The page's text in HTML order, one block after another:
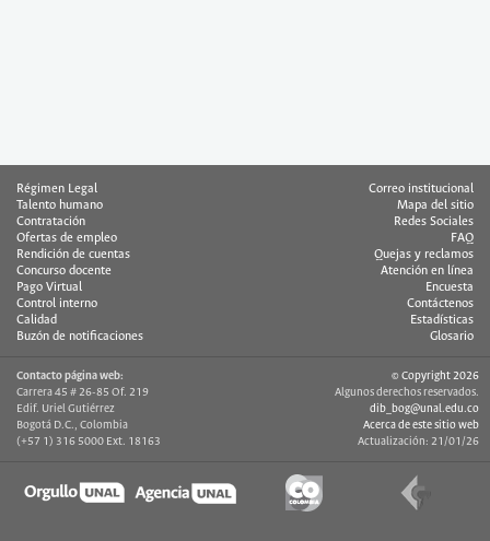
Régimen Legal
Talento humano
Contratación
Ofertas de empleo
Rendición de cuentas
Concurso docente
Pago Virtual
Control interno
Calidad
Buzón de notificaciones
Correo institucional
Mapa del sitio
Redes Sociales
FAQ
Quejas y reclamos
Atención en línea
Encuesta
Contáctenos
Estadísticas
Glosario
Contacto página web:
Carrera 45 # 26-85 Of. 219
Edif. Uriel Gutiérrez
Bogotá D.C., Colombia
(+57 1) 316 5000 Ext. 18163
© Copyright 2026
Algunos derechos reservados.
dib_bog@unal.edu.co
Acerca de este sitio web
Actualización: 21/01/26